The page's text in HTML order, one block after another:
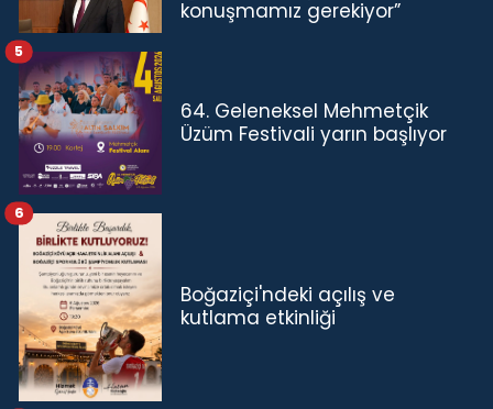
konuşmamız gerekiyor”
64. Geleneksel Mehmetçik
Üzüm Festivali yarın başlıyor
5
Boğaziçi'ndeki açılış ve
kutlama etkinliği
6